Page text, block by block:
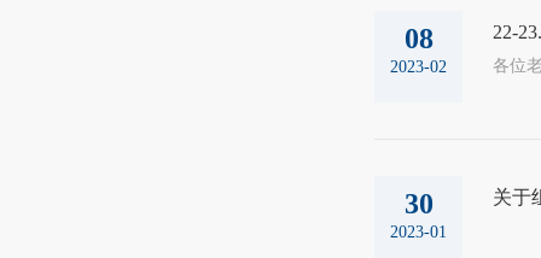
08
2023-02
22-
30
2023-01
关于